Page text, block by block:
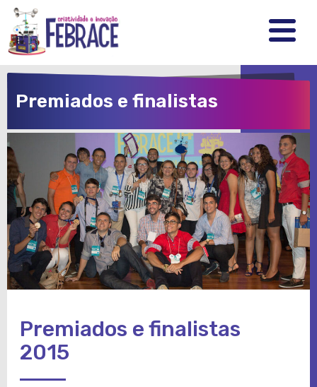
FEBRRACE
.
.
.
Premiados e finalistas
Premiados e finalistas
2015